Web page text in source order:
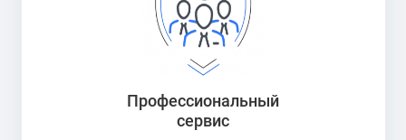
Профессиональный
сервис